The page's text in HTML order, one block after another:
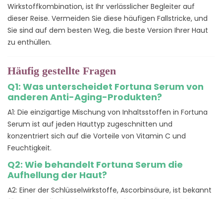
Wirkstoffkombination, ist Ihr verlässlicher Begleiter auf
dieser Reise. Vermeiden Sie diese häufigen Fallstricke, und
Sie sind auf dem besten Weg, die beste Version Ihrer Haut
zu enthüllen.
Häufig gestellte Fragen
Q1: Was unterscheidet Fortuna Serum von
anderen Anti-Aging-Produkten?
A1: Die einzigartige Mischung von Inhaltsstoffen in Fortuna
Serum ist auf jeden Hauttyp zugeschnitten und
konzentriert sich auf die Vorteile von Vitamin C und
Feuchtigkeit.
Q2: Wie behandelt Fortuna Serum die
Aufhellung der Haut?
A2: Einer der Schlüsselwirkstoffe, Ascorbinsäure, ist bekannt